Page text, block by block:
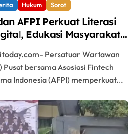
Hukum Sorot
AFPI Perkuat Literasi
Edukasi Masyarakat
Pusat bersama Asosiasi Fintech
Indonesia (AFPI) memperkuat...